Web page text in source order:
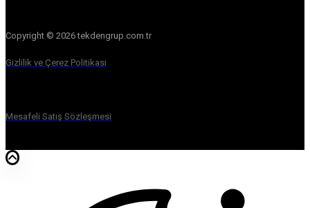
Copyright © 2026 tekdengrup.com.tr
Gizlilik ve Çerez Politikası
Mesafeli Satış Sözleşmesi